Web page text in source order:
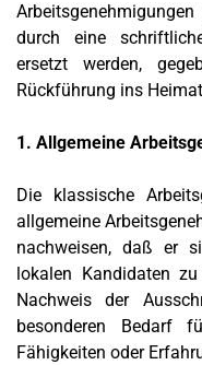
durch eine
ersetzt werden,
Rückführung ins
1. Allgemeine
Die klassische
allgemeine
nachweisen, daß er
lokalen Kandidaten
Nachweis der
besonderen Bedarf
Fähigkeiten oder